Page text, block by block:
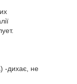
-дихає, не